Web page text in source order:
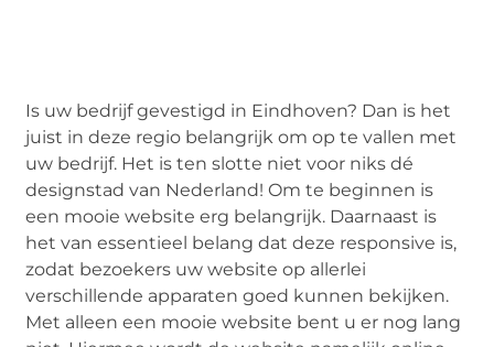
Is uw bedrijf gevestigd in Eindhoven? Dan is het
juist in deze regio belangrijk om op te vallen met
uw bedrijf. Het is ten slotte niet voor niks dé
designstad van Nederland! Om te beginnen is
een mooie website erg belangrijk. Daarnaast is
het van essentieel belang dat deze responsive is,
zodat bezoekers uw website op allerlei
verschillende apparaten goed kunnen bekijken.
Met alleen een mooie website bent u er nog lang